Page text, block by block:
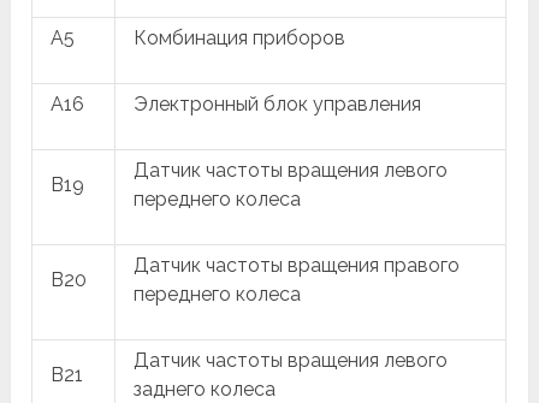
A5 Комбинация приборов
A16 Электронный блок управления
B19
Датчик частоты вращения левого
переднего колеса
B20
Датчик частоты вращения правого
переднего колеса
B21
Датчик частоты вращения левого
заднего колеса